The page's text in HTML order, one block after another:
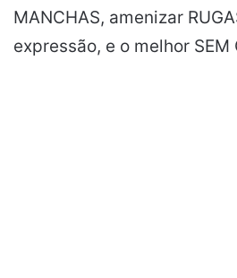
MANCHAS, amenizar
expressão, e o melhor SEM